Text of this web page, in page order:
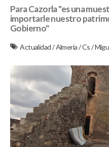
Para Cazorla "es una
importarle nuestro
Gobierno"
Actualidad/Almería/Cs/